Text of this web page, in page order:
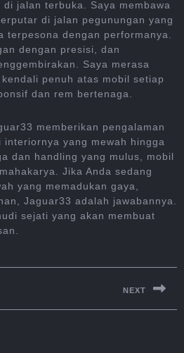
jalan terbuka. Saya membawa
di jalan pegunungan yang
terpesona dengan performanya.
dengan presisi, dan
Saya merasa
penuh atas mobil setiap
dan rem bertenaga.
memberikan pengalaman
yang mewah hingga
dan handling yang mulus, mobil
Jika Anda sedang
yang memadukan gaya,
Jaguar33 adalah jawabannya.
sejati yang akan membuat
NEXT